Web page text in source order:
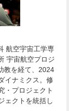
航空宇宙工学専
宇宙航空プロジ
教を経て、2024
イナミクス。修
・プロジェクト
ェクトを統括し